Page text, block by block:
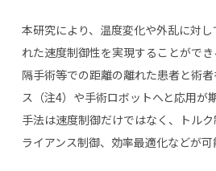
本研究により、温度変化や外乱に対
れた速度制御性を実現することがで
隔手術等での距離の離れた患者と術
ス（注4）や手術ロボットへと応用が
手法は速度制御だけではなく、トル
ライアンス制御、効率最適化などが可